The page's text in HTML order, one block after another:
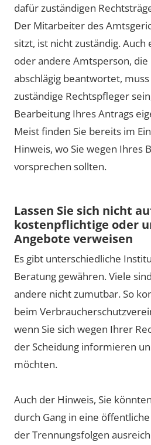
dafür zuständigen
Der Mitarbeiter des
sitzt, ist nicht zuständig. Auch
oder andere Amtsperson,
abschlägig beantwortet,
zuständige Rechtspfleger
Bearbeitung Ihres Antrags
Meist finden Sie bereits im
Hinweis, wo Sie wegen Ihres
vorsprechen sollten.
Lassen Sie sich nicht
kostenpflichtige oder
Angebote verweisen
Es gibt unterschiedliche
Beratung gewähren. Viele
andere nicht zumutbar. So
beim
wenn Sie sich wegen Ihrer
der Scheidung informieren
möchten.
Auch der Hinweis, Sie
durch Gang in eine
der Trennungsfolgen